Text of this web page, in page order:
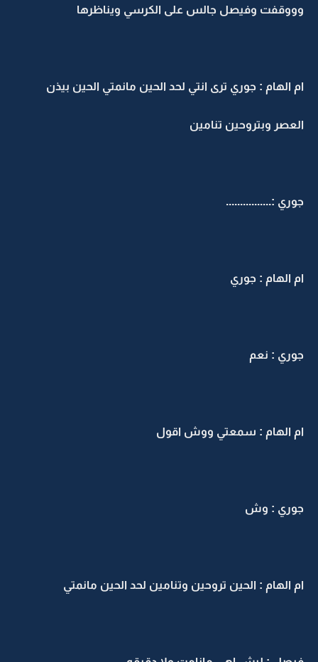
وووقفت وفيصل جالس على الكرسي ويناظرها
ام الهام : جوري ترى انتي لحد الحين مانمتي الحين بيذن
العصر وبتروحين تنامين
جوري :................
ام الهام : جوري
جوري : نعم
ام الهام : سمعتي ووش اقول
جوري : وش
ام الهام : الحين تروحين وتنامين لحد الحين مانمتي